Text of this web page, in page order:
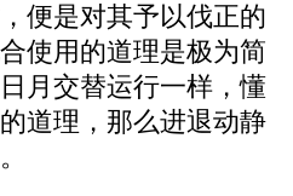
便是对其予以伐正的
使用的道理是极为简
月交替运行一样，懂
道理，那么进退动静